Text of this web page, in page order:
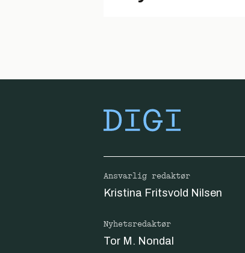
Ansvarlig redaktør
Kristina Fritsvold Nilsen
Nyhetsredaktør
Tor M. Nondal